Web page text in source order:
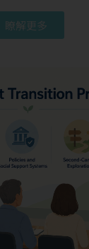
年全價值鏈
標：驅動全價
倡議為國際公
去碳化要求一
承諾以2022年
一與範疇二的
範疇三方面，
（類別1）、「
與能源相關活
源，並以2024
別之絕對溫室
瞭解更多